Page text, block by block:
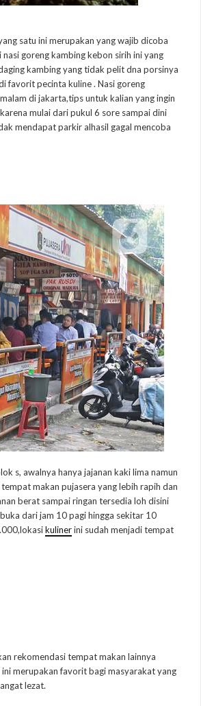
satu ini merupakan yang wajib dicoba
goreng kambing kebon sirih ini yang
kambing yang tidak pelit dna porsinya
favorit pecinta kuline . Nasi goreng
malam di jakarta,tips untuk kalian yang ingin
mulai dari pukul 6 sore sampai dini
mendapat parkir alhasil gagal mencoba
s, awalnya hanya jajanan kaki lima namun
makan pujasera yang lebih rapih dan
berat sampai ringan tersedia loh disini
dari jam 10 pagi hingga sekitar 10
kulinerini sudah menjadi tempat
rekomendasi tempat makan lainnya
merupakan favorit bagi masyarakat yang
lezat.